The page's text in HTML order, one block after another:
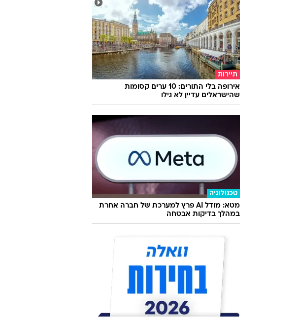
תיירות
אירופה בלי התורים: 10 ערים קסומות
שהישראלים עדיין לא גילו
טכנולוגיה
מטא: מודל AI פרץ למערכת של חברה אחרת
במהלך בדיקות אבטחה